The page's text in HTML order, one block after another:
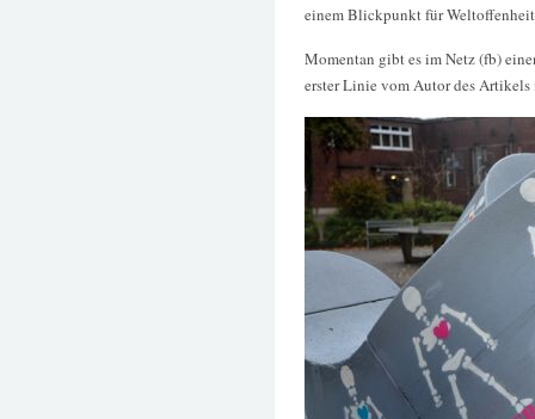
einem Blickpunkt für
Momentan gibt es im Netz (fb)
erster Linie vom Autor des